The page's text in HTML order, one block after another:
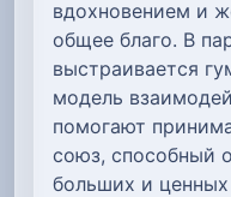
вдохновением и
общее благо. В
выстраивается
модель
помогают
союз, способный
больших и ценных